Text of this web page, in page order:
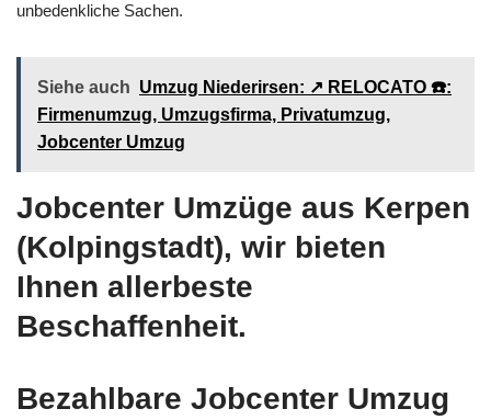
unbedenkliche Sachen.
Siehe auch Umzug Niederirsen: ↗️ RELOCATO ☎️:
Firmenumzug, Umzugsfirma, Privatumzug,
Jobcenter Umzug
Jobcenter Umzüge aus Kerpen
(Kolpingstadt), wir bieten
Ihnen allerbeste
Beschaffenheit.
Bezahlbare Jobcenter Umzug